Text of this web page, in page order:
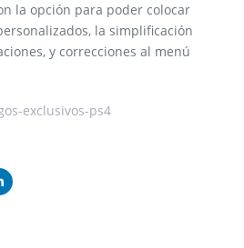
la opción para poder colocar
la simplificación
y correcciones al menú